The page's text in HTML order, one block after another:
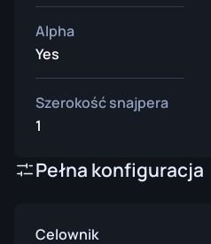
Alpha
Yes
Szerokość snajpera
1
Pełna konfiguracja
Celownik